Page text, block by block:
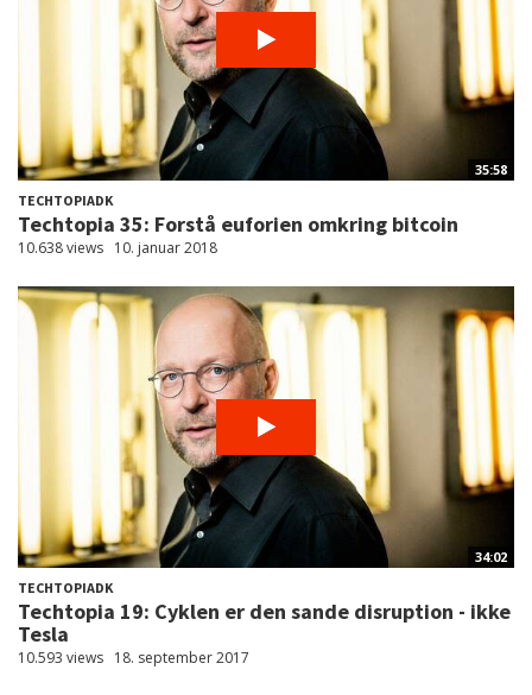
35:58
TECHTOPIADK
Techtopia 35: Forstå euforien omkring bitcoin
10.638 views 10. januar 2018
34:02
TECHTOPIADK
Techtopia 19: Cyklen er den sande disruption - ikke
Tesla
10.593 views 18. september 2017